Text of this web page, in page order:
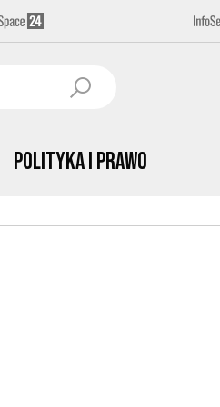
Polityka i prawo